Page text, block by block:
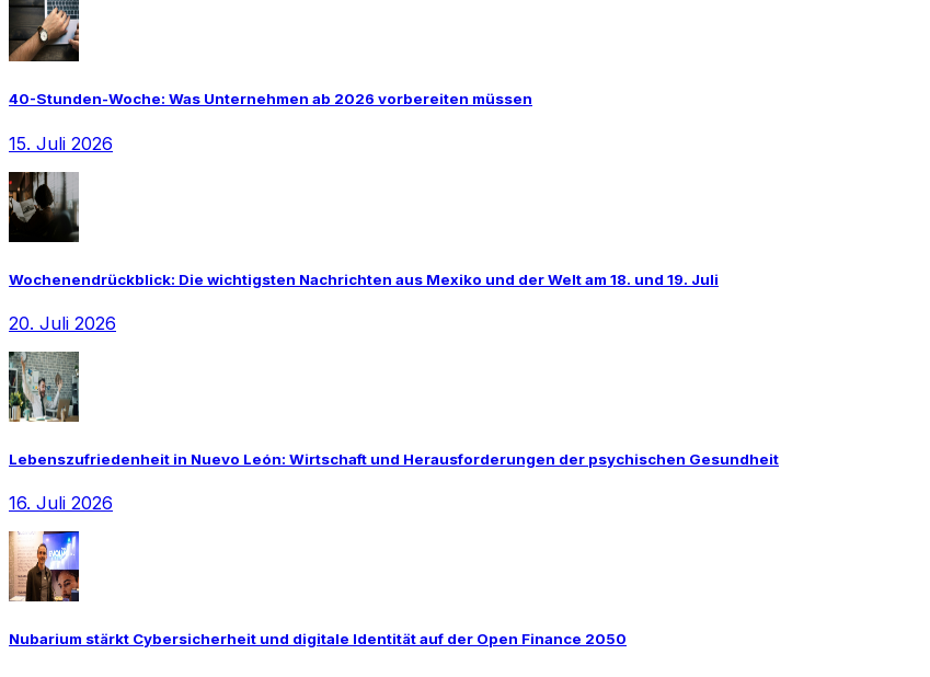
40-Stunden-Woche: Was Unternehmen ab 2026 vorbereiten müssen
15. Juli 2026
Wochenendrückblick: Die wichtigsten Nachrichten aus Mexiko und der Welt am 18. und 19. Juli
20. Juli 2026
Lebenszufriedenheit in Nuevo León: Wirtschaft und Herausforderungen der psychischen Gesundheit
16. Juli 2026
Nubarium stärkt Cybersicherheit und digitale Identität auf der Open Finance 2050